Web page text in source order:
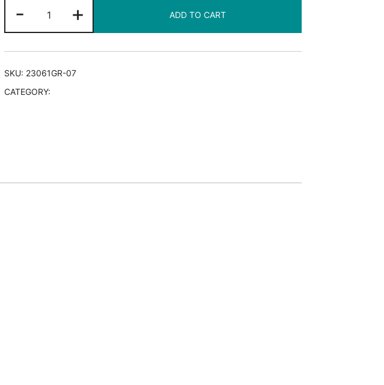
-
Clariss
-
Grey
quantity
+ ADD TO CART
SKU: 23061GR-07
CATEGORY: